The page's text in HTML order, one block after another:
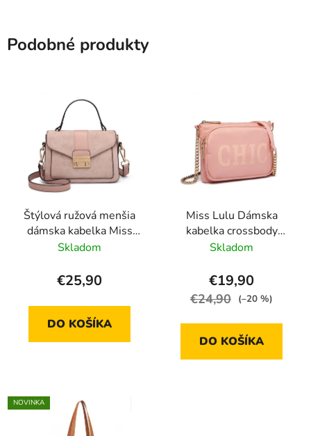
Podobné produkty
Štýlová ružová menšia
dámska kabelka Miss
Lulu
Skladom
€25,90
DO KOŠÍKA
Miss Lulu Dámska
kabelka crossbody
ružová - CHIC
Skladom
€19,90
€24,90 (–20 %)
DO KOŠÍKA
NOVINKA